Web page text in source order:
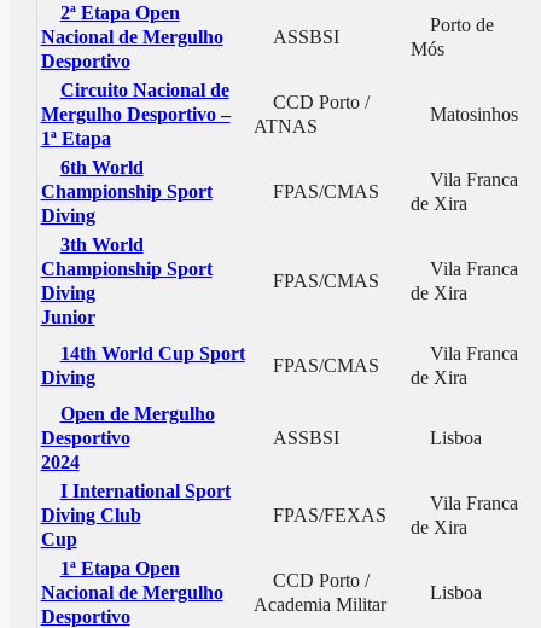
2ª Etapa Open
Nacional de Mergulho
Desportivo
ASSBSI
Porto de
Mós
Circuito Nacional de
Mergulho Desportivo –
1ª Etapa
CCD Porto /
ATNAS
Matosinhos
6th World
Championship Sport
Diving
FPAS/CMAS
Vila Franca
de Xira
3th World
Championship Sport
Diving
Junior
FPAS/CMAS
Vila Franca
de Xira
14th World Cup Sport
Diving
FPAS/CMAS
Vila Franca
de Xira
Open de Mergulho
Desportivo
2024
ASSBSI Lisboa
I International Sport
Diving Club
Cup
FPAS/FEXAS
Vila Franca
de Xira
1ª Etapa Open
Nacional de Mergulho
Desportivo
CCD Porto /
Academia Militar
Lisboa